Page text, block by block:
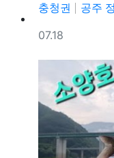
충청권
공주 정
등록일
07.18